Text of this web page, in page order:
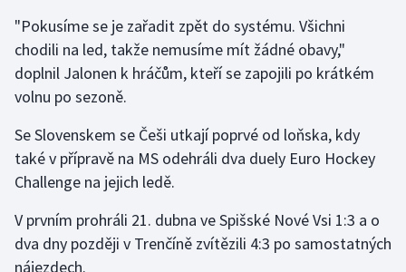
Parasport
Plavání
Plážový volejbal
Ragby
Rychlobruslení
"Pokusíme se je zařadit zpět do systému. Všichni
chodili na led, takže nemusíme mít žádné obavy,"
doplnil Jalonen k hráčům, kteří se zapojili po krátkém
volnu po sezoně.
Se Slovenskem se Češi utkají poprvé od loňska, kdy
také v přípravě na MS odehráli dva duely Euro Hockey
Challenge na jejich ledě.
V prvním prohráli 21. dubna ve Spišské Nové Vsi 1:3 a o
dva dny později v Trenčíně zvítězili 4:3 po samostatných
nájezdech.